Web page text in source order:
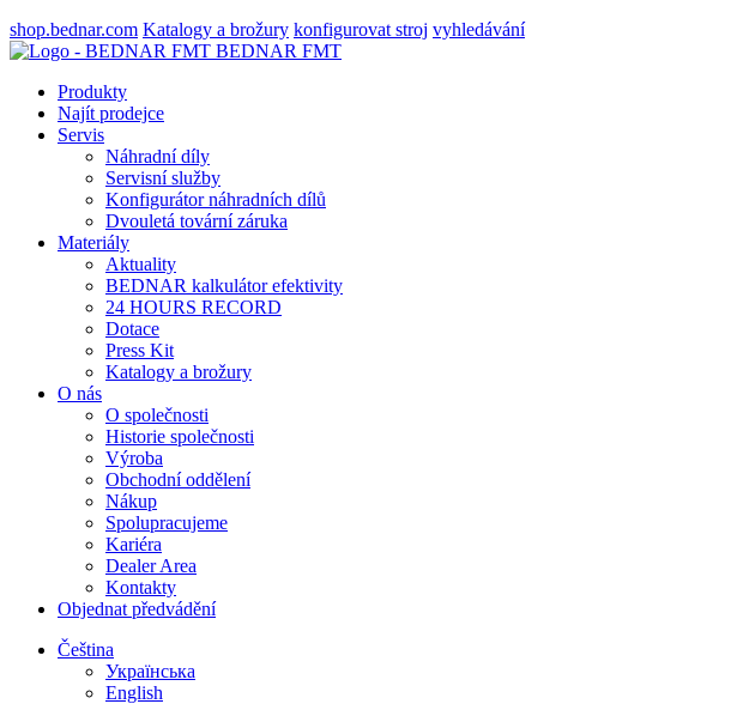
shop.bednar.com Katalogy a brožury konfigurovat stroj vyhledávání
BEDNAR FMT
Produkty
Najít prodejce
Servis
Náhradní díly
Servisní služby
Konfigurátor náhradních dílů
Dvouletá tovární záruka
Materiály
Aktuality
BEDNAR kalkulátor efektivity
24 HOURS RECORD
Dotace
Press Kit
Katalogy a brožury
O nás
O společnosti
Historie společnosti
Výroba
Obchodní oddělení
Nákup
Spolupracujeme
Kariéra
Dealer Area
Kontakty
Objednat předvádění
Čeština
Українська
English